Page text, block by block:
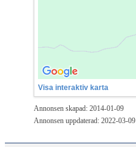
Visa interaktiv karta
Annonsen skapad: 2014-01-09
Annonsen uppdaterad: 2022-03-09